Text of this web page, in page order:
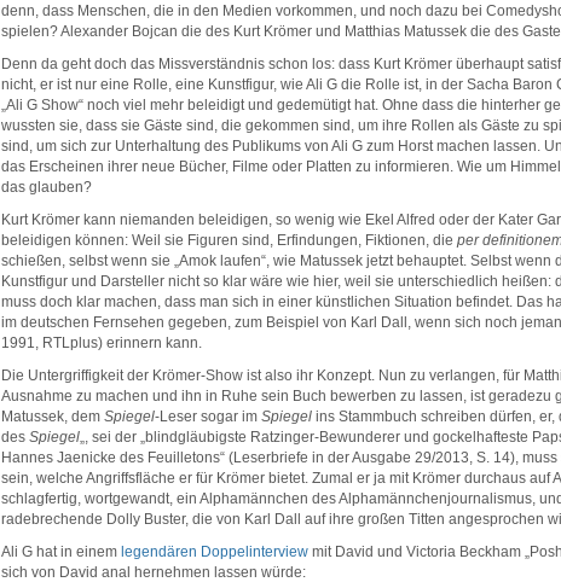
denn, dass Menschen, die in den Medien vorkommen, und noch dazu bei
spielen? Alexander Bojcan die des Kurt Krömer und Matthias Matussek die des
Denn da geht doch das Missverständnis schon los: dass Kurt Krömer überhaupt
nicht, er ist nur eine Rolle, eine Kunstfigur, wie Ali G die Rolle ist, in der Sacha Baron
„Ali G Show“ noch viel mehr beleidigt und gedemütigt hat. Ohne dass die hinterher
wussten sie, dass sie Gäste sind, die gekommen sind, um ihre Rollen als Gäste zu
sind, um sich zur Unterhaltung des Publikums von Ali G zum Horst machen lassen.
das Erscheinen ihrer neue Bücher, Filme oder Platten zu informieren. Wie um
das glauben?
Kurt Krömer kann niemanden beleidigen, so wenig wie Ekel Alfred oder der Kater
beleidigen können: Weil sie Figuren sind, Erfindungen, Fiktionen, die per
schießen, selbst wenn sie „Amok laufen“, wie Matussek jetzt behauptet. Selbst wenn
Kunstfigur und Darsteller nicht so klar wäre wie hier, weil sie unterschiedlich heißen:
muss doch klar machen, dass man sich in einer künstlichen Situation befindet. Das
im deutschen Fernsehen gegeben, zum Beispiel von Karl Dall, wenn sich noch
1991, RTLplus) erinnern kann.
Die Untergriffigkeit der Krömer-Show ist also ihr Konzept. Nun zu verlangen, für
Ausnahme zu machen und ihn in Ruhe sein Buch bewerben zu lassen, ist geradezu
Matussek, dem Spiegel-Leser sogar im Spiegel ins Stammbuch schreiben dürfen, er,
des Spiegel„, sei der „blindgläubigste Ratzinger-Bewunderer und gockelhafteste
Hannes Jaenicke des Feuilletons“ (Leserbriefe in der Ausgabe 29/2013, S. 14),
sein, welche Angriffsfläche er für Krömer bietet. Zumal er ja mit Krömer durchaus auf
schlagfertig, wortgewandt, ein Alphamännchen des Alphamännchenjournalismus,
radebrechende Dolly Buster, die von Karl Dall auf ihre großen Titten angesprochen
Ali G hat in einem legendären Doppelinterview mit David und Victoria Beckham
sich von David anal hernehmen lassen würde: